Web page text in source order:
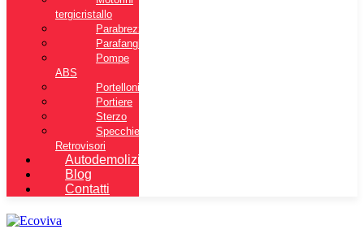
tergicristallo
Parabrezza
Parafanghi
Pompe
ABS
Portelloni
Portiere
Sterzo
Specchietti
Retrovisori
Autodemolizione
Blog
Contatti